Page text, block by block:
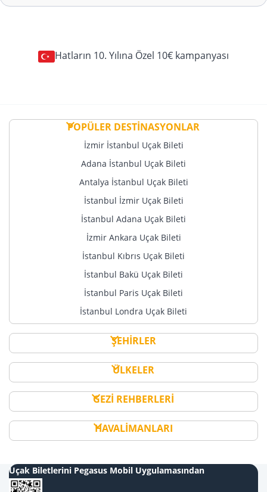
Hatların 10. Yılına Özel 10€ kampanyası
POPÜLER DESTİNASYONLAR
İzmir İstanbul Uçak Bileti
Adana İstanbul Uçak Bileti
Antalya İstanbul Uçak Bileti
İstanbul İzmir Uçak Bileti
İstanbul Adana Uçak Bileti
İzmir Ankara Uçak Bileti
İstanbul Kıbrıs Uçak Bileti
İstanbul Bakü Uçak Bileti
İstanbul Paris Uçak Bileti
İstanbul Londra Uçak Bileti
ŞEHİRLER
ÜLKELER
GEZİ REHBERLERİ
HAVALİMANLARI
Uçak Biletlerini Pegasus Mobil Uygulamasından
Al